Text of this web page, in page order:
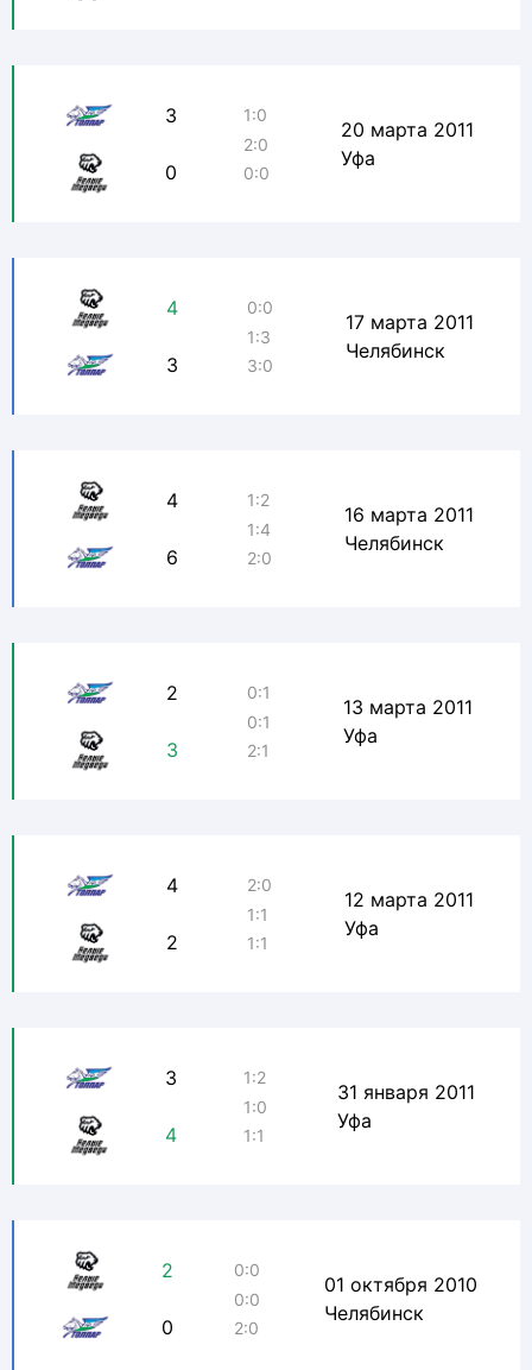
3
0
1:0
2:0
0:0
20 марта 2011
Уфа
4
3
0:0
1:3
3:0
17 марта 2011
Челябинск
4
6
1:2
1:4
2:0
16 марта 2011
Челябинск
2
3
0:1
0:1
2:1
13 марта 2011
Уфа
4
2
2:0
1:1
1:1
12 марта 2011
Уфа
3
4
1:2
1:0
1:1
31 января 2011
Уфа
2
0
0:0
0:0
2:0
01 октября 2010
Челябинск